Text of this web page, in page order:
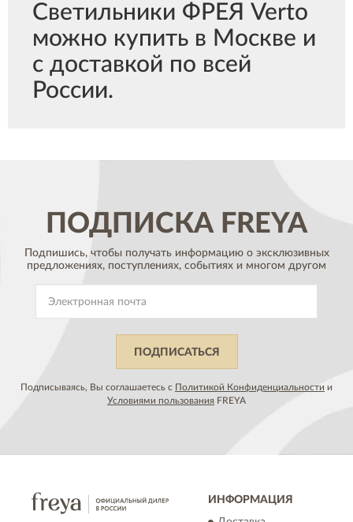
Светильники ФРЕЯ Verto
можно купить в Москве и
с доставкой по всей
России.
ПОДПИСКА FREYA
Подпишись, чтобы получать информацию о эксклюзивных
предложениях, поступлениях, событиях и многом другом
ПОДПИСАТЬСЯ
Подписываясь, Вы соглашаетесь с Политикой Конфиденциальности и
Условиями пользования FREYA
ИНФОРМАЦИЯ